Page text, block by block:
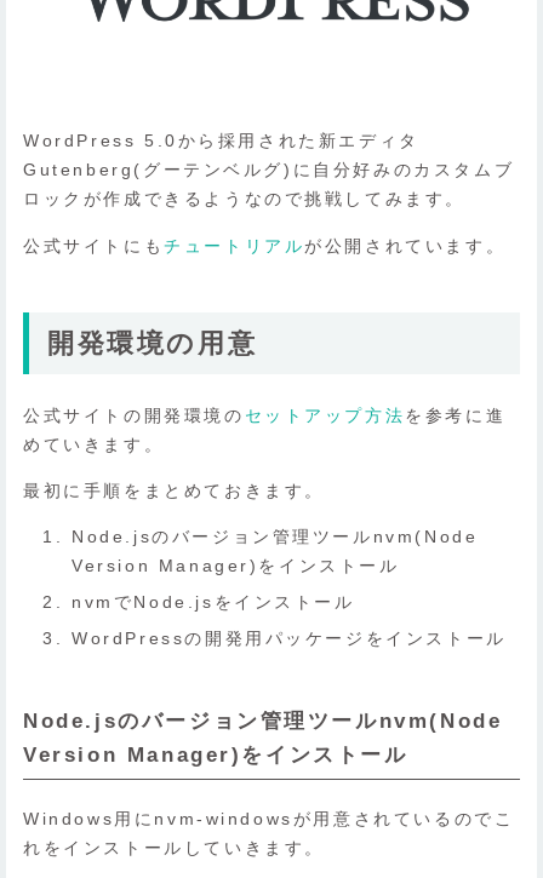
WordPress 5.0から採用された新エディタ
Gutenberg(グーテンベルグ)に自分好みのカスタムブ
ロックが作成できるようなので挑戦してみます。
公式サイトにもチュートリアルが公開されています。
開発環境の用意
公式サイトの開発環境の セットアップ方法を参考に進
めていきます。
最初に手順をまとめておきます。
Node.jsのバージョン管理ツールnvm(Node
Version Manager)をインストール
nvmでNode.jsをインストール
WordPressの開発用パッケージをインストール
Node.jsのバージョン管理ツールnvm(Node
Version Manager)をインストール
Windows用にnvm-windowsが用意されているのでこ
れをインストールしていきます。